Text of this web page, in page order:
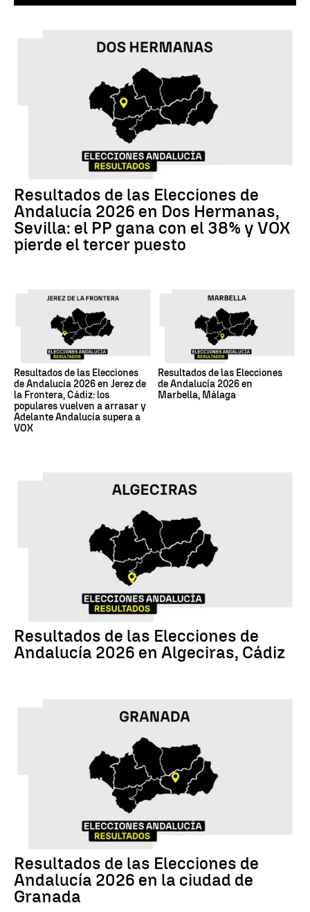
Resultados de las Elecciones de
Andalucía 2026 en Dos Hermanas,
Sevilla: el PP gana con el 38% y VOX
pierde el tercer puesto
Resultados de las Elecciones
de Andalucía 2026 en Jerez de
la Frontera, Cádiz: los
populares vuelven a arrasar y
Adelante Andalucía supera a
VOX
Resultados de las Elecciones
de Andalucía 2026 en
Marbella, Málaga
Resultados de las Elecciones de
Andalucía 2026 en Algeciras, Cádiz
Resultados de las Elecciones de
Andalucía 2026 en la ciudad de
Granada